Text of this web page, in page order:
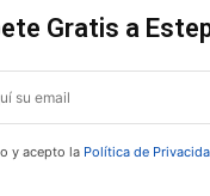
Gratis a
y acepto la Política de